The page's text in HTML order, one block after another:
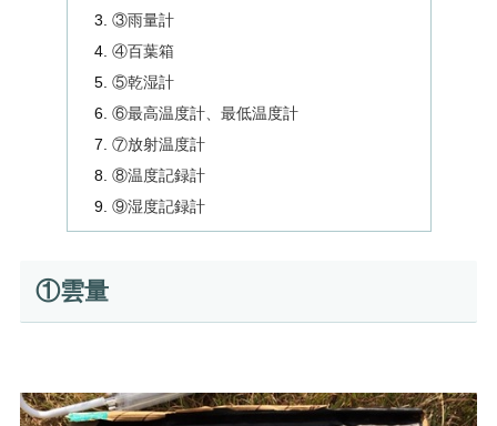
③雨量計
④百葉箱
⑤乾湿計
⑥最高温度計、最低温度計
⑦放射温度計
⑧温度記録計
⑨湿度記録計
①雲量